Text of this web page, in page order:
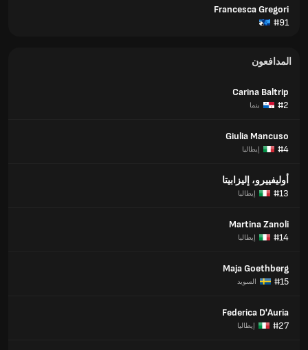
Francesca Gregori
#91
المدافعون
Carina Baltrip
#2
بنما
Giulia Mancuso
#4
إيطاليا
أوليفييرو، إليزابيتا
#13
إيطاليا
Martina Zanoli
#14
إيطاليا
Maja Goethberg
#15
السويد
Federica D'Auria
#27
إيطاليا